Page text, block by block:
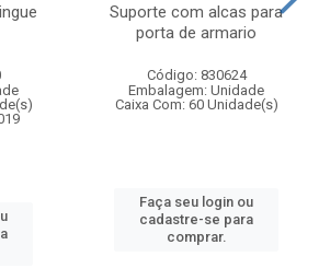
Suporte com alcas para
porta de armario
Código: 830624
Embalagem: Unidade
Caixa Com: 60 Unidade(s)
Faça seu login ou
cadastre-se para
comprar.